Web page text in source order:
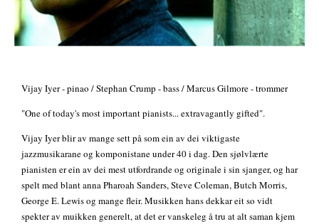
Vijay Iyer - pinao / Stephan Crump - bass / Marcus Gilmore - trommer
"One of today's most important pianists... extravagantly gifted".
Vijay Iyer blir av mange sett på som ein av dei viktigaste
jazzmusikarane og komponistane under 40 i dag. Den sjølvlærte
pianisten er ein av dei mest utfordrande og originale i sin sjanger, og har
spelt med blant anna Pharoah Sanders, Steve Coleman, Butch Morris,
George E. Lewis og mange fleir. Musikken hans dekkar eit so vidt
spekter av muikken generelt, at det er vanskeleg å tru at alt saman kjem